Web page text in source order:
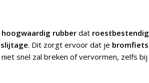
hoogwaardig rubber dat roestbestendig
slijtage. Dit zorgt ervoor dat je bromfiets
niet snel zal breken of vervormen, zelfs bij